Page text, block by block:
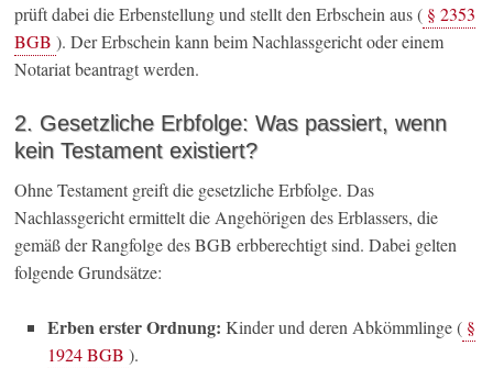
prüft dabei die Erbenstellung und stellt den Erbschein aus ( § 2353
BGB ). Der Erbschein kann beim Nachlassgericht oder einem
Notariat beantragt werden.
2. Gesetzliche Erbfolge: Was passiert, wenn
kein Testament existiert?
Ohne Testament greift die gesetzliche Erbfolge. Das
Nachlassgericht ermittelt die Angehörigen des Erblassers, die
gemäß der Rangfolge des BGB erbberechtigt sind. Dabei gelten
folgende Grundsätze:
Erben erster Ordnung: Kinder und deren Abkömmlinge ( §
1924 BGB ).